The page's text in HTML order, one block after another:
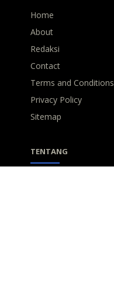
Home
About
Redaksi
Contact
Terms and Conditions
Privacy Policy
Sitemap
TENTANG